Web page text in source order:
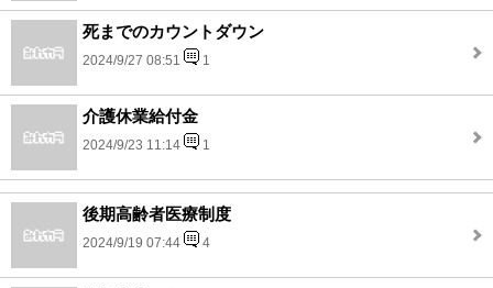
死までのカウントダウン
2024/9/27 08:51 1
介護休業給付金
2024/9/23 11:14 1
後期高齢者医療制度
2024/9/19 07:44 4